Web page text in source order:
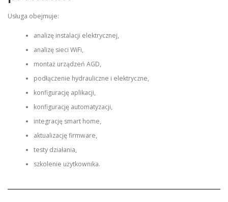
Usługa obejmuje:
analizę instalacji elektrycznej,
analizę sieci WiFi,
montaż urządzeń AGD,
podłączenie hydrauliczne i elektryczne,
konfigurację aplikacji,
konfigurację automatyzacji,
integrację smart home,
aktualizację firmware,
testy działania,
szkolenie użytkownika.